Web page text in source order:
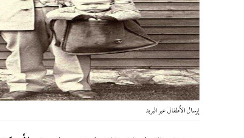
إرسال الأطفال عبر البريد